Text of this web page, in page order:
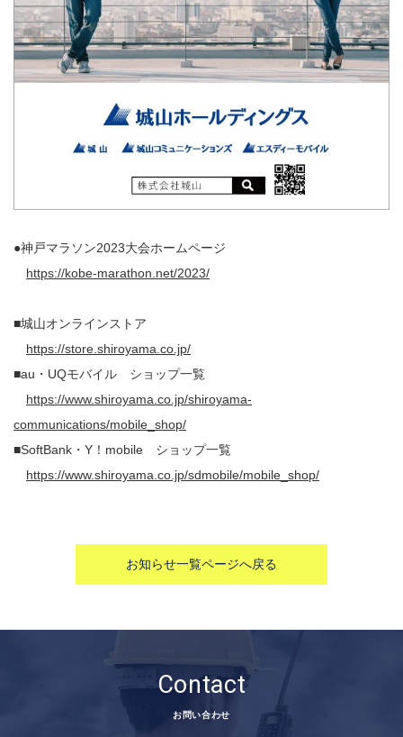
●神戸マラソン2023大会ホームページ
https://kobe-marathon.net/2023/
■城山オンラインストア
https://store.shiroyama.co.jp/
■au・UQモバイル ショップ一覧
https://www.shiroyama.co.jp/shiroyama-
communications/mobile_shop/
■SoftBank・Y！mobile ショップ一覧
https://www.shiroyama.co.jp/sdmobile/mobile_shop/
お知らせ一覧ページへ戻る
Contact
お問い合わせ